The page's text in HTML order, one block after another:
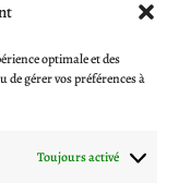
optimale et des
de gérer vos préférences à
Toujours activé